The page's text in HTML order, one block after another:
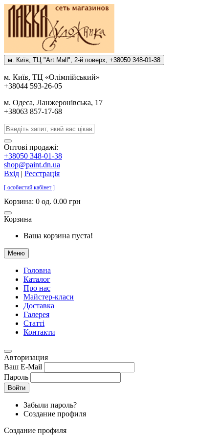
м. Киïв, ТЦ "Art Mall", 2-й поверх, +38050 348-01-38
м. Киïв, ТЦ «Олiмпiйський»
+38044 593-26-05
м. Одеса, Ланжеронiвська, 17
+38063 857-17-68
Оптові продажі:
+38050 348-01-38
shop@paint.dn.ua
Вхід | Реєстрація
[ особистий кабінет ]
Корзина: 0 од. 0.00 грн
Корзина
Ваша корзина пуста!
Меню
Головна
Каталог
Про нас
Майстер-класи
Доставка
Галерея
Статтi
Контакти
Авторизация
Ваш E-Mail
Пароль
Войти
Забыли пароль?
Создание профиля
Создание профиля